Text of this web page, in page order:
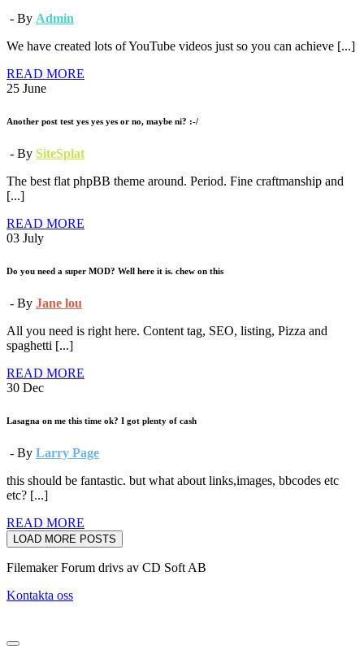
- By Admin
We have created lots of YouTube videos just so you can achieve [...]
READ MORE
25 June
Another post test yes yes yes or no, maybe ni? :-/
- By SiteSplat
The best flat phpBB theme around. Period. Fine craftmanship and
[...]
READ MORE
03 July
Do you need a super MOD? Well here it is. chew on this
- By Jane lou
All you need is right here. Content tag, SEO, listing, Pizza and
spaghetti [...]
READ MORE
30 Dec
Lasagna on me this time ok? I got plenty of cash
- By Larry Page
this should be fantastic. but what about links,images, bbcodes etc
etc? [...]
READ MORE
LOAD MORE POSTS
Filemaker Forum drivs av CD Soft AB
Kontakta oss